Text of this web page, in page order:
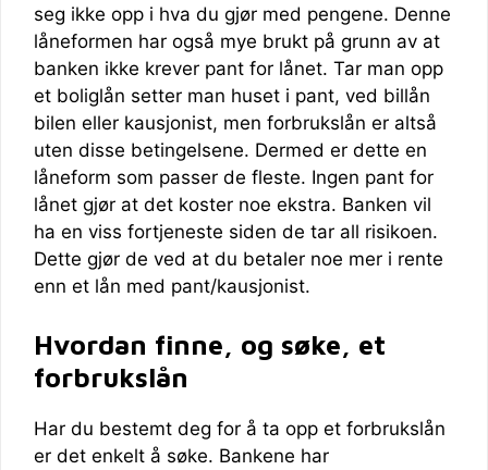
seg ikke opp i hva du gjør med pengene. Denne
låneformen har også mye brukt på grunn av at
banken ikke krever pant for lånet. Tar man opp
et boliglån setter man huset i pant, ved billån
bilen eller kausjonist, men forbrukslån er altså
uten disse betingelsene. Dermed er dette en
låneform som passer de fleste. Ingen pant for
lånet gjør at det koster noe ekstra. Banken vil
ha en viss fortjeneste siden de tar all risikoen.
Dette gjør de ved at du betaler noe mer i rente
enn et lån med pant/kausjonist.
Hvordan finne, og søke, et
forbrukslån
Har du bestemt deg for å ta opp et forbrukslån
er det enkelt å søke. Bankene har